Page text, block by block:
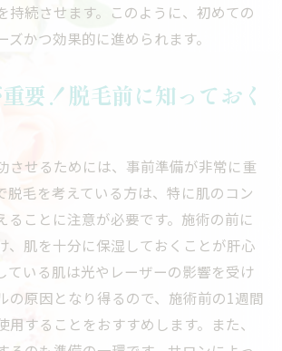
のお得なプランの活用法
人気の脱毛サロンの特典紹介
のメンズ脱毛サロン特徴とサービ
人気サロンのサービス内容を徹底
の特徴をチェック！あなたに合っ
の差別化ポイントに注目しよう
サロンで期待できるアフターケア
サロンとそうでないサロンの違い
持続させます。このように、初めての
ズかつ効果的に進められます。
要！脱毛前に知っておく
させるためには、事前準備が非常に重
脱毛を考えている方は、特に肌のコン
ることに注意が必要です。施術の前に
、肌を十分に保湿しておくことが肝心
ている肌は光やレーザーの影響を受け
の原因となり得るので、施術前の1週間
用することをおすすめします。また、